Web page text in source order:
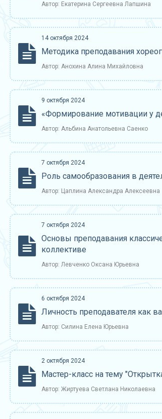
Автор: Екатерина Сергеевна Лапшина
14 октября 2024
Методика преподавания
Автор: Анохина Алина Михайловна
9 октября 2024
«Формирование мотивации у
Автор: Альбина Анатольевна Саенко
7 октября 2024
Роль самообразования в
Автор: Цаплина Александра Алексеевна
7 октября 2024
Основы преподавания
коллективе
Автор: Левченко Оксана Юрьевна
6 октября 2024
Личность преподавателя как
Автор: Силина Елена Юрьевна
2 октября 2024
Мастер-класс на тему
Автор: Жиртуева Светлана Николаевна